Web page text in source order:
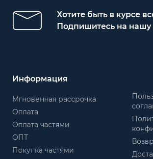
Хотите быть в курсе
Подпишитесь на нашу
Информация
Мгновенная рассрочка
Оплата
Оплата частями
ОПТ
Покупка частями